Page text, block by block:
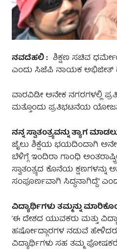
ನವದೆಹಲಿ : ಶಿಕ್ಷಣ ಸಚಿವ
ಎಂದು ಸಿಜೆಪಿ ನಾಯಕ ಅಭಿಜೀತ್
ವಾರವಿಡೀ ಅನೇಕ ನಗರಗಳಲ್ಲಿ
ಮತ್ತೊಂದು ಪ್ರತಿಭಟನೆಯ
ನನ್ನ ಸ್ವಾತಂತ್ರ್ಯವನ್ನು ತ್ಯಾಗ
ಜೈಲು ಶಿಕ್ಷೆಯ ಭಯದಿಂದಾಗಿ ಅನೇಕ
ಬೆಳಿಗ್ಗೆ ಇಂದಿರಾ ಗಾಂಧಿ
ಸ್ವಾತಂತ್ರ್ಯದ ಕೊನೆಯ ಕ್ಷಣಗಳನ್ನು
ಸಂಪೂರ್ಣವಾಗಿ ಸಿದ್ಧನಾಗಿದ್ದೆ”
ವಿದ್ಯಾರ್ಥಿಗಳು ತಮ್ಮನ್ನು
ʼಈ ದೇಶದ ಯುವಕರು ಮತ್ತು
ಹರ್ಷೋದ್ಗಾರಗಳ ನಡುವೆ
ವಿದ್ಯಾರ್ಥಿಗಳು ಸಹ ತಮ್ಮ